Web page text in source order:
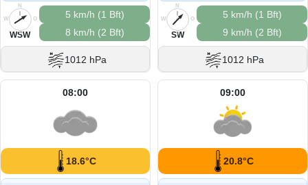
N
O
S
W
WSW
5 km/h (1 Bft)
8 km/h (2 Bft)
1012 hPa
N
O
S
W
SW
5 km/h (1 Bft)
9 km/h (2 Bft)
1012 hPa
08:00
18.6°C
09:00
20.8°C